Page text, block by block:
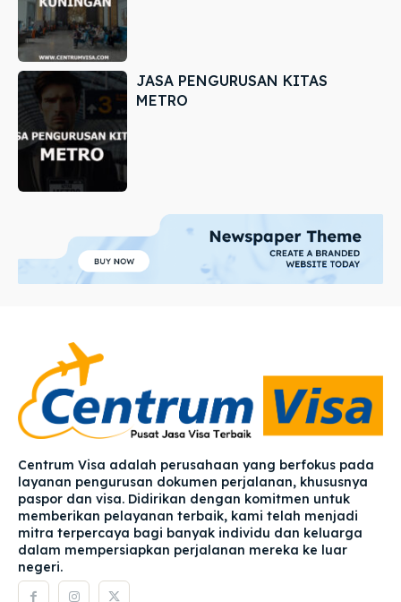
JASA PENGURUSAN KITAS
METRO
Centrum Visa adalah perusahaan yang berfokus pada
layanan pengurusan dokumen perjalanan, khususnya
paspor dan visa. Didirikan dengan komitmen untuk
memberikan pelayanan terbaik, kami telah menjadi
mitra terpercaya bagi banyak individu dan keluarga
dalam mempersiapkan perjalanan mereka ke luar
negeri.